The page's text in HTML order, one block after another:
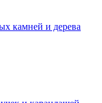
камней и дерева